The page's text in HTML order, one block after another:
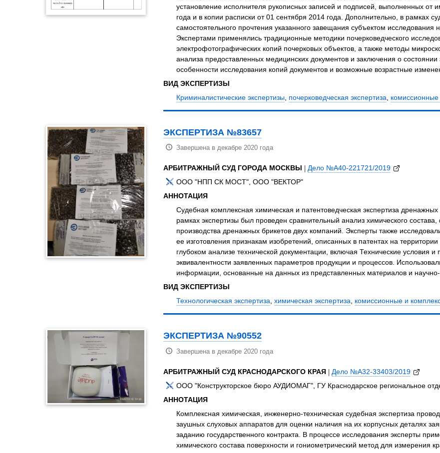
установление исполнителя рукописных записей и подписей, выполненных от
года и в копии расписки от 01 сентября 2014 года. Дополнительно, в рамках
самостоятельного прочтения указанного завещания субъектом исследования
Экспертами применялись традиционные методики почерковедческого
электрофотографических копий почерковых объектов, а также методы
анализа предоставленных медицинских документов и заключения о
особенности исследования копий документов и возможные возрастные
ВИД ЭКСПЕРТИЗЫ
Криминалистические экспертизы, почерковедческая экспертиза,
ЭКСПЕРТИЗА №83657
Завершена в декабре 2020 года
АРБИТРАЖНЫЙ СУД ГОРОДА МОСКВЫ | Дело №А40-221721/2019
ООО "НПП СК МОСТ", ООО "ВЕКТОР"
АННОТАЦИЯ
Судебная комплексная химическая и патентоведческая экспертиза
рамках экспертизы был проведен сравнительный анализ химического
производства дренажных брикетов двух компаний. Эксперты также
ее изготовления признакам изобретений, описанных в патентах на
глубоком анализе технической документации, включая Технические условия
эквивалентности заявленных параметров продукции и процессов.
информации, основанные на данных из представленных материалов и научно-
ВИД ЭКСПЕРТИЗЫ
Технологическая экспертиза, химическая экспертиза, комиссионные и
ЭКСПЕРТИЗА №90552
Завершена в декабре 2020 года
АРБИТРАЖНЫЙ СУД КРАСНОДАРСКОГО КРАЯ | Дело №А32-33403/2019
ООО "Конструкторское бюро АУДИОМАГ", ГУ Краснодарское региональное
АННОТАЦИЯ
Комплексная химическая, инженерно-техническая судебная экспертиза
заушных слуховых аппаратов для оценки наличия на их корпусных деталях
заданию государственного контракта. В процессе исследования эксперты
химического состава поверхности и гониометрический метод для измерения